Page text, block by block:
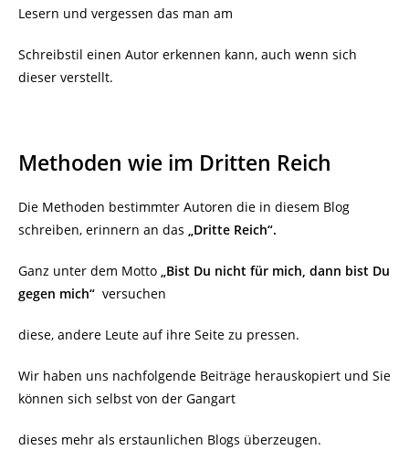
Lesern und vergessen das man am
Schreibstil einen Autor erkennen kann, auch wenn sich
dieser verstellt.
Methoden wie im Dritten Reich
Die Methoden bestimmter Autoren die in diesem Blog
schreiben, erinnern an das „Dritte Reich“.
Ganz unter dem Motto „Bist Du nicht für mich, dann bist Du
gegen mich“ versuchen
diese, andere Leute auf ihre Seite zu pressen.
Wir haben uns nachfolgende Beiträge herauskopiert und Sie
können sich selbst von der Gangart
dieses mehr als erstaunlichen Blogs überzeugen.